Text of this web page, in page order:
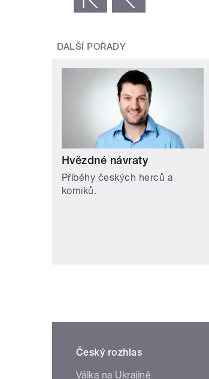
DALŠÍ POŘADY
Hvězdné návraty
Příběhy českých herců a
komiků.
Český rozhlas
Válka na Ukrajině